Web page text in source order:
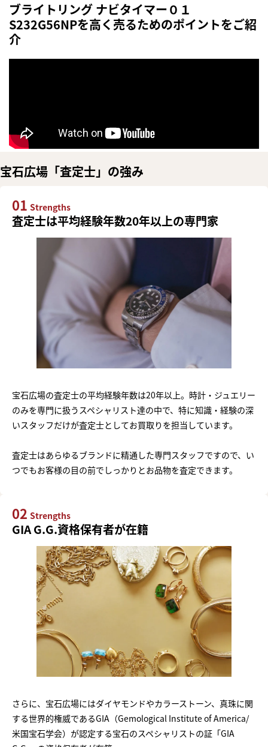
ブライトリング ナビタイマー０１
S232G56NPを高く売るためのポイントをご紹
介
宝石広場「査定士」の強み
01 Strengths
査定士は平均経験年数20年以上の専門家
宝石広場の査定士の平均経験年数は20年以上。時計・ジュエリー
のみを専門に扱うスペシャリスト達の中で、特に知識・経験の深
いスタッフだけが査定士としてお買取りを担当しています。
査定士はあらゆるブランドに精通した専門スタッフですので、い
つでもお客様の目の前でしっかりとお品物を査定できます。
02 Strengths
GIA G.G.資格保有者が在籍
さらに、宝石広場にはダイヤモンドやカラーストーン、真珠に関
する世界的権威であるGIA（Gemological Institute of America/
米国宝石学会）が認定する宝石のスペシャリストの証「GIA